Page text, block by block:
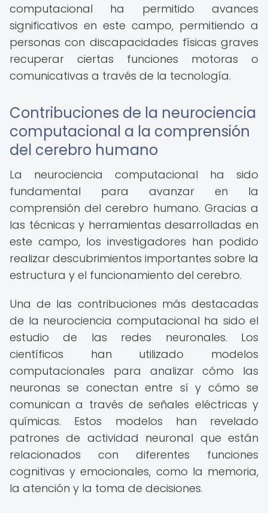
computacional ha permitido avances
significativos en este campo, permitiendo a
personas con discapacidades físicas graves
recuperar ciertas funciones motoras o
comunicativas a través de la tecnología.
Contribuciones de la neurociencia
computacional a la comprensión
del cerebro humano
La neurociencia computacional ha sido
fundamental para avanzar en la
comprensión del cerebro humano. Gracias a
las técnicas y herramientas desarrolladas en
este campo, los investigadores han podido
realizar descubrimientos importantes sobre la
estructura y el funcionamiento del cerebro.
Una de las contribuciones más destacadas
de la neurociencia computacional ha sido el
estudio de las redes neuronales. Los
científicos han utilizado modelos
computacionales para analizar cómo las
neuronas se conectan entre sí y cómo se
comunican a través de señales eléctricas y
químicas. Estos modelos han revelado
patrones de actividad neuronal que están
relacionados con diferentes funciones
cognitivas y emocionales, como la memoria,
la atención y la toma de decisiones.